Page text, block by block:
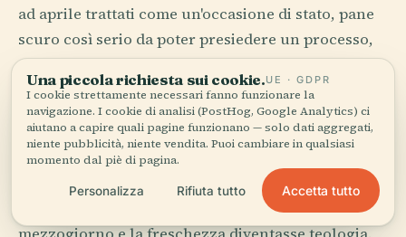
ad aprile trattati come un'occasione di stato, pane
scuro così serio da poter presiedere un processo,
torte al burro e alle prugne che trasformano un
pomeriggio domenicale in una liturgia.
A Monaco, la Weisswurst prima di mezzogiorno
porta ancora la forza di un'antica etichetta; la
salsiccia era un tempo destinata a essere
consumata prima che le campane segnassero il
Una piccola richiesta sui cookie.UE · GDPR
I cookie strettamente necessari fanno funzionare la
navigazione. I cookie di analisi (PostHog, Google Analytics) ci
aiutano a capire quali pagine funzionano — solo dati aggregati,
niente pubblicità, niente vendita. Puoi cambiare in qualsiasi
momento dal piè di pagina.
Personalizza Rifiuta tutto Accetta tutto